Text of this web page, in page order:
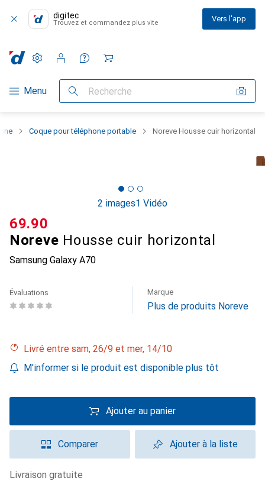
digitec
Trouvez et commandez plus vite Vers l'app
Navigation par catégorie
Menu Recherche
Paramètres
Compte client
Listes de comparaison
Listes d'envies
Panier
Coque pour téléphone portable Noreve Housse cuir horizontal
2 images1 Vidéo
Noreve Housse cuir horizontal
Samsung Galaxy A70
CHF
69.90
Évaluations Marque
Plus de produits Noreve
Livré entre sam, 26/9 et mer, 14/10
M'informer si le produit est disponible plus tôt
Ajouter au panier
Comparer Ajouter à la liste
livraison gratuite